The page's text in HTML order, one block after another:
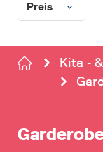
Preis
Kita -